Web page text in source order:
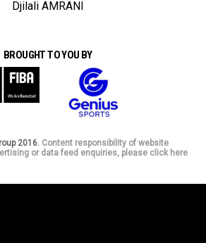
Djilali AMRANI
BROUGHT TO YOU BY
2016. Content responsibility of website
or data feed enquiries, please click here